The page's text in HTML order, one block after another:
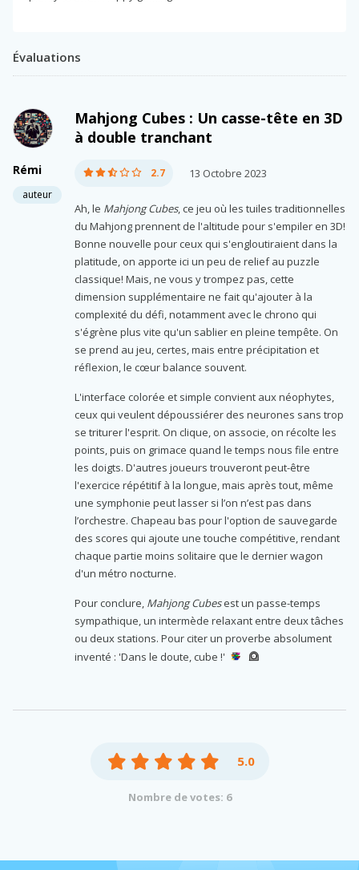
Évaluations
Rémi
auteur
Mahjong Cubes : Un casse-tête en 3D
à double tranchant
2.7 13 Octobre 2023
Ah, le Mahjong Cubes, ce jeu où les tuiles traditionnelles
du Mahjong prennent de l'altitude pour s'empiler en 3D!
Bonne nouvelle pour ceux qui s'engloutiraient dans la
platitude, on apporte ici un peu de relief au puzzle
classique! Mais, ne vous y trompez pas, cette
dimension supplémentaire ne fait qu'ajouter à la
complexité du défi, notamment avec le chrono qui
s'égrène plus vite qu'un sablier en pleine tempête. On
se prend au jeu, certes, mais entre précipitation et
réflexion, le cœur balance souvent.
L'interface colorée et simple convient aux néophytes,
ceux qui veulent dépoussiérer des neurones sans trop
se triturer l'esprit. On clique, on associe, on récolte les
points, puis on grimace quand le temps nous file entre
les doigts. D'autres joueurs trouveront peut-être
l'exercice répétitif à la longue, mais après tout, même
une symphonie peut lasser si l’on n’est pas dans
l’orchestre. Chapeau bas pour l'option de sauvegarde
des scores qui ajoute une touche compétitive, rendant
chaque partie moins solitaire que le dernier wagon
d'un métro nocturne.
Pour conclure, Mahjong Cubesest un passe-temps
sympathique, un intermède relaxant entre deux tâches
ou deux stations. Pour citer un proverbe absolument
inventé : 'Dans le doute, cube !'
5.0
Nombre de votes: 6